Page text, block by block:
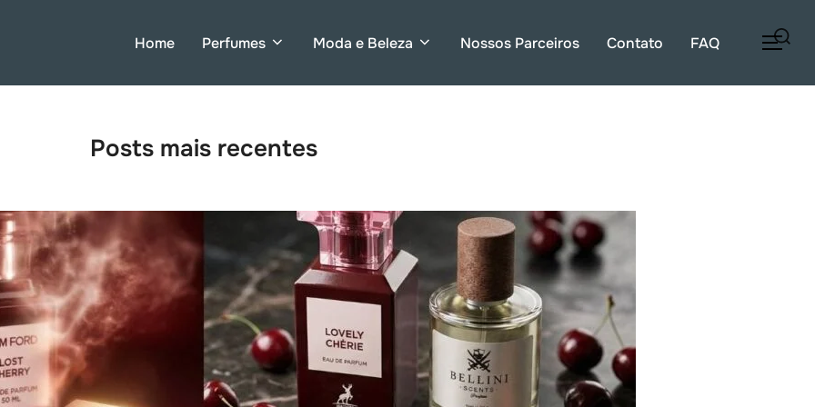
Home Perfumes Moda e Beleza Nossos Parceiros Contato FAQ
Pesquisar
Posts mais recentes